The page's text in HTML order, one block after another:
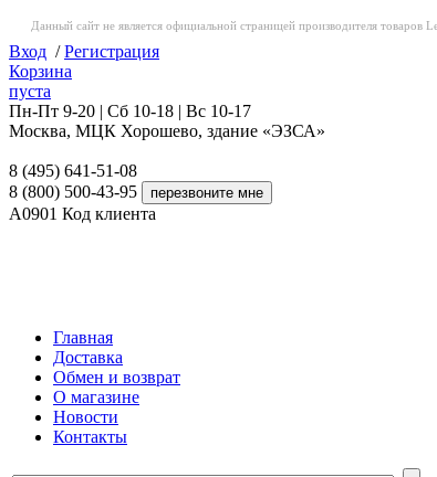
Данный сайт не является официальной страницей производителя
Вход /Регистрация
Корзина
пуста
Пн-Пт 9-20 | Сб 10-18 | Вс 10-17
Москва, МЦК Хорошево, здание «ЭЗСА»
8 (495) 641-51-08
8 (800) 500-43-95
A0901 Код клиента
Главная
Доставка
Обмен и возврат
О магазине
Новости
Контакты